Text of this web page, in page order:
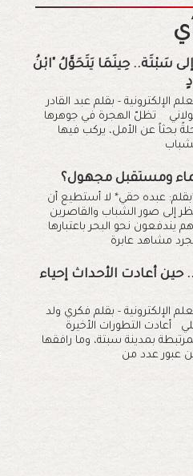
سَبْتَة.. حِينَمَا يَتَحَوَّلُ "ابْنُ
الإلكترونية - بقلم عبد القادر
تظلّ الهجرة في جوهرها
بحثاً عن الأمل، يركب فيها
ومستقبل مجهول؟
عبده حقي* لا أستطيع أن
إلى صور الشباب والقاصرين
يندفعون نحو البحر باعتبارها
مشاهد عابرة
حين أعادت الأحداث إحياء
الإلكترونية - بقلم فكري ولد
أعادت التطورات الأخيرة
بمدينة سبتة، وما رافقها
عبور عدد من